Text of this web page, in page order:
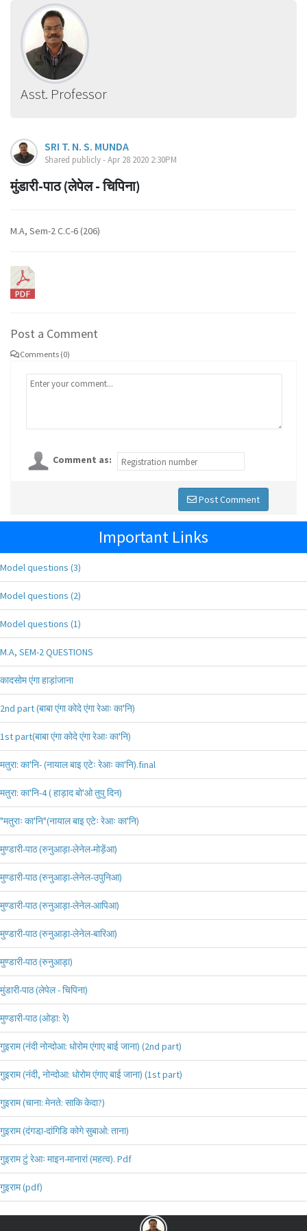
Asst. Professor
SRI T. N. S. MUNDA
Shared publicly - Apr 28 2020 2:30PM
मुंडारी-पाठ (लेपेल - चिपिना)
M.A, Sem-2 C.C-6 (206)
Post a Comment
Comments (0)
Comment as:
Post Comment
Important Links
Model questions (3)
Model questions (2)
Model questions (1)
M.A, SEM-2 QUESTIONS
कादसोम एंगा हाड़ांजाना
2nd part (बाबा एंगा कोदे एंगा रेआः का'नि)
1st part(बाबा एंगा कोदे एंगा रेआः का'नि)
मतुरा: का'नि- (नायाल बाइ एटेः रेआः का'नि).final
मतुरा: का'नि-4 ( हाड़ाद बो'ओ तुपु दिन)
"मतुराः का'नि"(नायाल बाइ एटेः रेआः का'नि)
मुण्डारी-पाठ (रुनुआड़ा-लेनेल-मोड़ेंआ)
मुण्डारी-पाठ (रुनुआड़ा-लेनेल-उपुनिआ)
मुण्डारी-पाठ (रुनुआड़ा-लेनेल-आपिआ)
मुण्डारी-पाठ (रुनुआड़ा-लेनेल-बारिआ)
मुण्डारी-पाठ (रुनुआड़ा)
मुंडारी-पाठ (लेपेल - चिपिना)
मुण्डारी-पाठ (ओड़ा: रे)
गुइराम (नंदी नोन्दोआ: धोरोम एंगाए बाई जाना) (2nd part)
गुइराम (नंदी, नोन्दोआ: धोरोम एंगाए बाई जाना) (1st part)
गुइराम (चाना: मेनते: साकि केदा?)
गुइराम (दंगडा़-दांगिडि कोगे सुबाओ: ताना)
गुइराम टुं रेआः माइन-मानारां (महत्व). Pdf
गुइराम (pdf)